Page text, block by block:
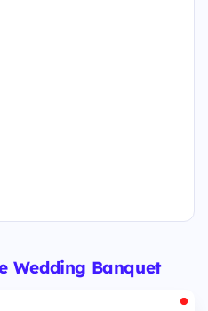
Wedding Banquet